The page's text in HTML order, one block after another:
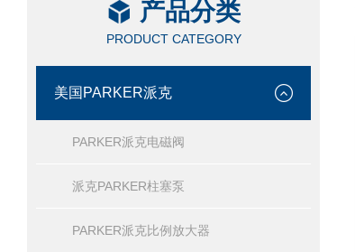
产品分类
PRODUCT CATEGORY
美国PARKER派克
PARKER派克电磁阀
派克PARKER柱塞泵
PARKER派克比例放大器